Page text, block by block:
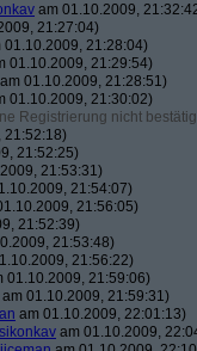
am 01.10.2009,
21:27:04)
01.10.2009, 21:28:04)
01.10.2009, 21:29:54)
am 01.10.2009, 21:28:51)
01.10.2009, 21:30:02)
Registrierung nicht
21:52:18)
21:52:25)
21:53:31)
21:54:07)
21:56:05)
21:52:39)
21:53:48)
21:56:22)
01.10.2009, 21:59:06)
am 01.10.2009, 21:59:31)
am 01.10.2009, 22:01:13)
am 01.10.2009,